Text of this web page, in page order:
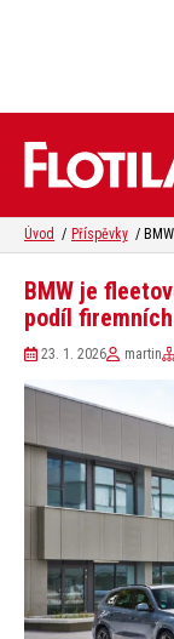
Úvod Příspěvky
BMW je
podíl
23. 1. 2026 martin